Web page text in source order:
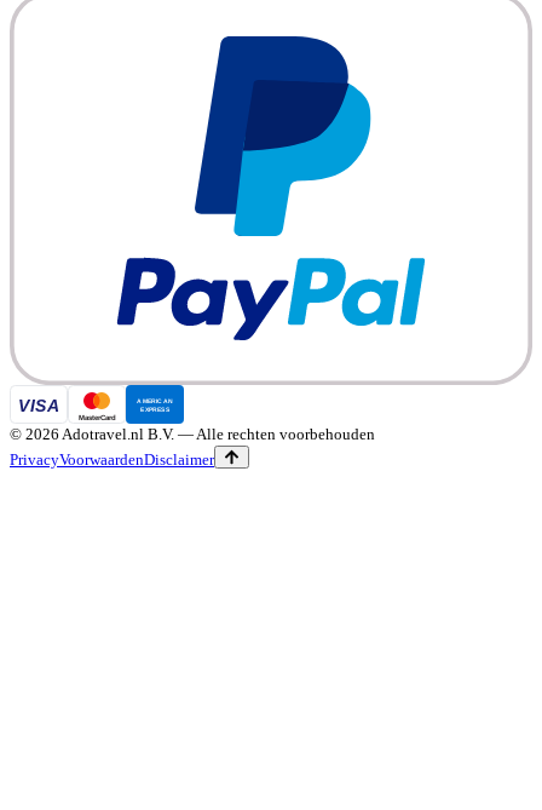
© 2026 Adotravel.nl B.V. — Alle rechten voorbehouden
PrivacyVoorwaardenDisclaimer